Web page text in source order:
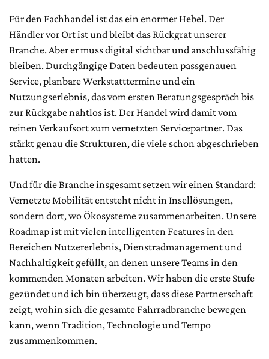
Für den Fachhandel ist das ein enormer Hebel. Der
Händler vor Ort ist und bleibt das Rückgrat unserer
Branche. Aber er muss digital sichtbar und anschlussfähig
bleiben. Durchgängige Daten bedeuten passgenauen
Service, planbare Werkstatttermine und ein
Nutzungserlebnis, das vom ersten Beratungsgespräch bis
zur Rückgabe nahtlos ist. Der Handel wird damit vom
reinen Verkaufsort zum vernetzten Servicepartner. Das
stärkt genau die Strukturen, die viele schon abgeschrieben
hatten.
Und für die Branche insgesamt setzen wir einen Standard:
Vernetzte Mobilität entsteht nicht in Insellösungen,
sondern dort, wo Ökosysteme zusammenarbeiten. Unsere
Roadmap ist mit vielen intelligenten Features in den
Bereichen Nutzererlebnis, Dienstradmanagement und
Nachhaltigkeit gefüllt, an denen unsere Teams in den
kommenden Monaten arbeiten. Wir haben die erste Stufe
gezündet und ich bin überzeugt, dass diese Partnerschaft
zeigt, wohin sich die gesamte Fahrradbranche bewegen
kann, wenn Tradition, Technologie und Tempo
zusammenkommen.